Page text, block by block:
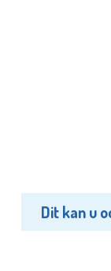
Dit kan u